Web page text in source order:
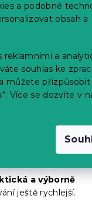
a podobné
obsah a
reklamními a
souhlas ke
můžete přizpůsobit
Více se dozvíte v
a životního elánu
ložního prádla.
a výborně
ještě rychlejší.